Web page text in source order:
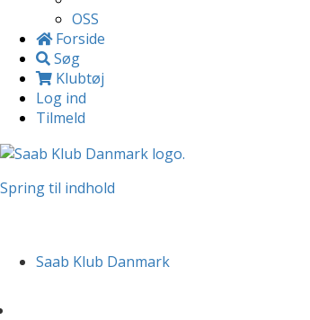
OSS
Forside
Søg
Klubtøj
Log ind
Tilmeld
Spring til indhold
Saab Klub Danmark